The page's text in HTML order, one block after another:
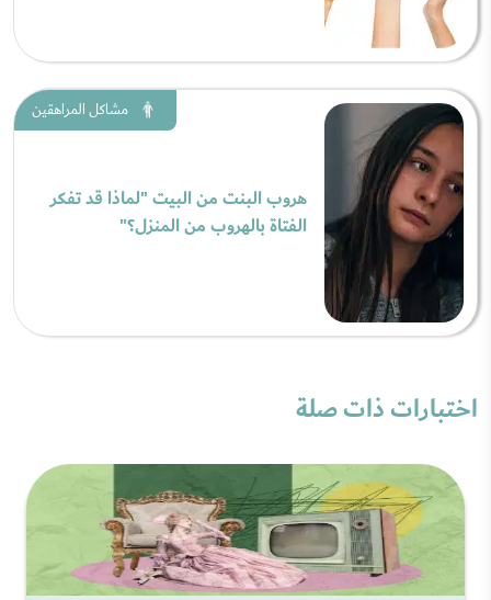
مشاكل المراهقين
هروب البنت من البيت "لماذا قد تفكر
الفتاة بالهروب من المنزل؟"
اختبارات ذات صلة